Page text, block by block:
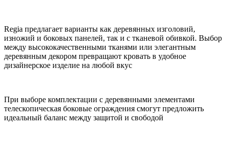
Regia предлагает варианты как деревянных изголовий,
изножий и боковых панелей, так и с тканевой обивкой. Выбор
между высококачественными тканями или элегантным
деревянным декором превращают кровать в удобное
дизайнерское изделие на любой вкус
При выборе комплектации с деревянными элементами
телескопическая боковые ограждения смогут предложить
идеальный баланс между защитой и свободой